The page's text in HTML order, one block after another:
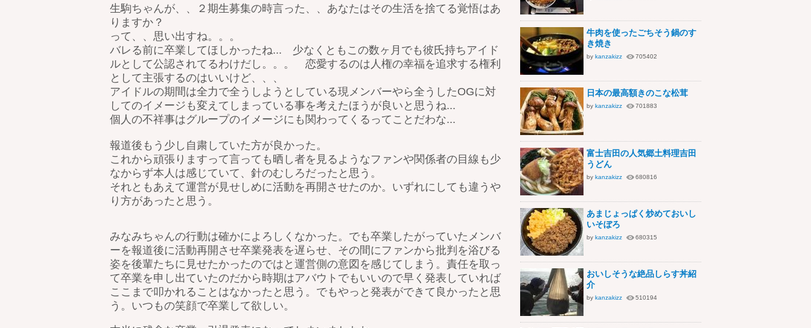
生駒ちゃんが、、２期生募集の時言った、、あなたはその生活を捨てる覚悟はあ
りますか？
って、、思い出すね。。。
バレる前に卒業してほしかったね... 少なくともこの数ヶ月でも彼氏持ちアイド
ルとして公認されてるわけだし。。。 恋愛するのは人権の幸福を追求する権利
として主張するのはいいけど、、、
アイドルの期間は全力で全うしようとしている現メンバーやら全うしたOGに対
してのイメージも変えてしまっている事を考えたほうが良いと思うね...
個人の不祥事はグループのイメージにも関わってくるってことだわな...
報道後もう少し自粛していた方が良かった。
これから頑張りますって言っても晒し者を見るようなファンや関係者の目線も少
なからず本人は感じていて、針のむしろだったと思う。
それともあえて運営が見せしめに活動を再開させたのか。いずれにしても違うや
り方があったと思う。
みなみちゃんの行動は確かによろしくなかった。でも卒業したがっていたメンバ
ーを報道後に活動再開させ卒業発表を遅らせ、その間にファンから批判を浴びる
姿を後輩たちに見せたかったのではと運営側の意図を感じてしまう。責任を取っ
て卒業を申し出ていたのだから時期はアバウトでもいいので早く発表していれば
ここまで叩かれることはなかったと思う。でもやっと発表ができて良かったと思
う。いつもの笑顔で卒業して欲しい。
牛肉を使ったごちそう鍋のす
き焼き
by kanzakizz 705402
日本の最高額きのこな松茸
by kanzakizz 701883
富士吉田の人気郷土料理吉田
うどん
by kanzakizz 680816
あまじょっぱく炒めておいし
いそぼろ
by kanzakizz 680315
おいしそうな絶品しらす丼紹
介
by kanzakizz 510194